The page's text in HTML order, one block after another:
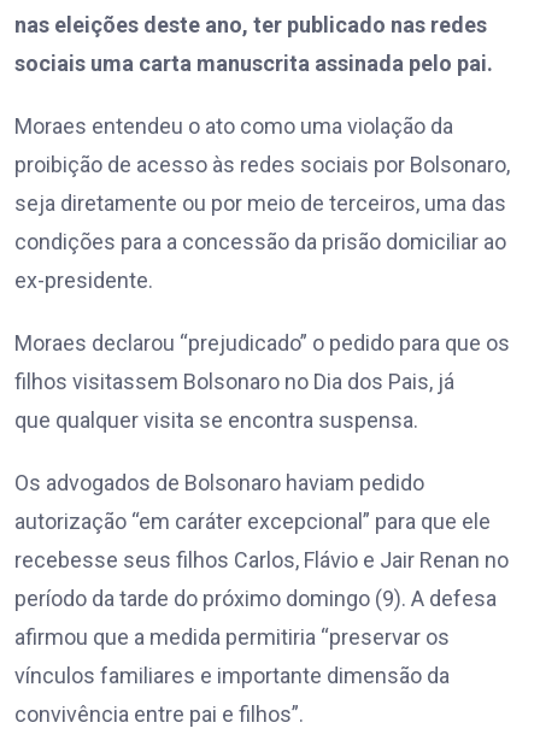
nas eleições deste ano, ter publicado nas redes
sociais uma carta manuscrita assinada pelo pai.
Moraes entendeu o ato como uma violação da
proibição de acesso às redes sociais por Bolsonaro,
seja diretamente ou por meio de terceiros, uma das
condições para a concessão da prisão domiciliar ao
ex-presidente.
Moraes declarou “prejudicado” o pedido para que os
filhos visitassem Bolsonaro no Dia dos Pais, já
que qualquer visita se encontra suspensa.
Os advogados de Bolsonaro haviam pedido
autorização “em caráter excepcional” para que ele
recebesse seus filhos Carlos, Flávio e Jair Renan no
período da tarde do próximo domingo (9). A defesa
afirmou que a medida permitiria “preservar os
vínculos familiares e importante dimensão da
convivência entre pai e filhos”.